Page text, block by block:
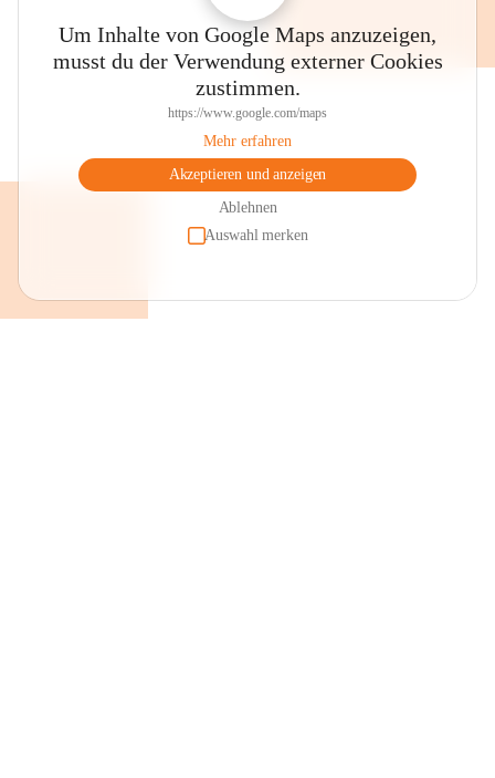
Um Inhalte von Google Maps anzuzeigen,
musst du der Verwendung externer Cookies
zustimmen.
https://www.google.com/maps
Mehr erfahren
Akzeptieren und anzeigen
Ablehnen
Auswahl merken